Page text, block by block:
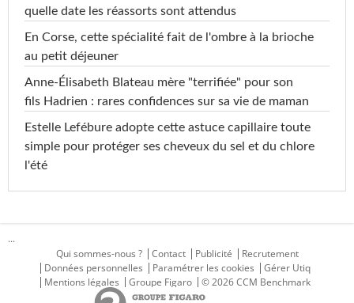
quelle date les réassorts sont attendus
En Corse, cette spécialité fait de l'ombre à la brioche
au petit déjeuner
Anne-Élisabeth Blateau mère "terrifiée" pour son
fils Hadrien : rares confidences sur sa vie de maman
Estelle Lefébure adopte cette astuce capillaire toute
simple pour protéger ses cheveux du sel et du chlore
l'été
...
Qui sommes-nous ?
Contact Publicité
Recrutement
Données personnelles
Paramétrer les cookies
Gérer Utiq
Mentions légales
Groupe Figaro © 2026 CCM Benchmark